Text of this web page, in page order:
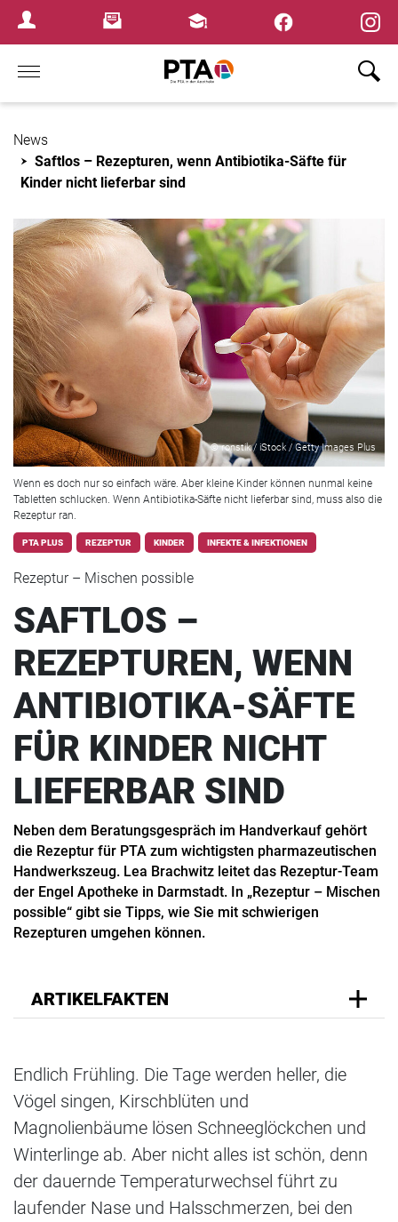
Login MenuNewsletterFortbildungen
Home
News
Saftlos – Rezepturen, wenn Antibiotika-Säfte für
Kinder nicht lieferbar sind
© ronstik / iStock / Getty Images Plus
Wenn es doch nur so einfach wäre. Aber kleine Kinder können nunmal keine
Tabletten schlucken. Wenn Antibiotika-Säfte nicht lieferbar sind, muss also die
Rezeptur ran.
PTA PLUS REZEPTUR KINDER INFEKTE & INFEKTIONEN
Rezeptur – Mischen possible
SAFTLOS –
REZEPTUREN, WENN
ANTIBIOTIKA-SÄFTE
FÜR KINDER NICHT
LIEFERBAR SIND
Neben dem Beratungsgespräch im Handverkauf gehört
die Rezeptur für PTA zum wichtigsten pharmazeutischen
Handwerkszeug. Lea Brachwitz leitet das Rezeptur-Team
der Engel Apotheke in Darmstadt. In „Rezeptur – Mischen
possible“ gibt sie Tipps, wie Sie mit schwierigen
Rezepturen umgehen können.
ARTIKELFAKTEN
Endlich Frühling. Die Tage werden heller, die
Vögel singen, Kirschblüten und
Magnolienbäume lösen Schneeglöckchen und
Winterlinge ab. Aber nicht alles ist schön, denn
der dauernde Temperaturwechsel führt zu
laufender Nase und Halsschmerzen, bei den
×